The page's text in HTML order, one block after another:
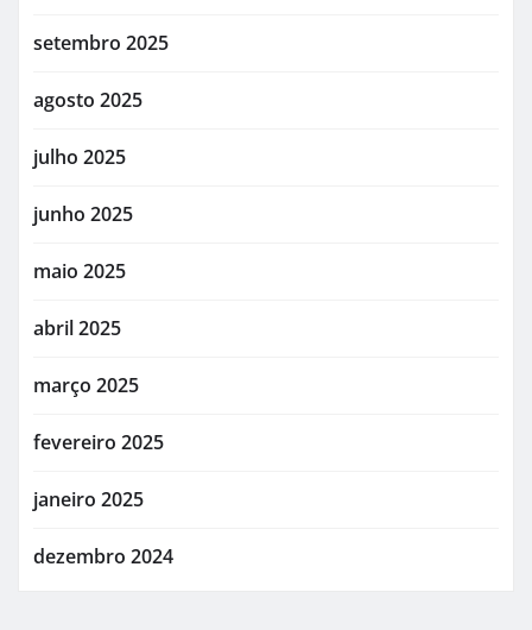
setembro 2025
agosto 2025
julho 2025
junho 2025
maio 2025
abril 2025
março 2025
fevereiro 2025
janeiro 2025
dezembro 2024